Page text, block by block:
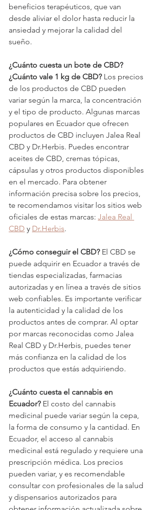
beneficios terapéuticos, que van
desde aliviar el dolor hasta reducir la
ansiedad y mejorar la calidad del
sueño.
¿Cuánto cuesta un bote de CBD?
¿Cuánto vale 1 kg de CBD? Los precios
de los productos de CBD pueden
variar según la marca, la concentración
y el tipo de producto. Algunas marcas
populares en Ecuador que ofrecen
productos de CBD incluyen Jalea Real
CBD y Dr.Herbis. Puedes encontrar
aceites de CBD, cremas tópicas,
cápsulas y otros productos disponibles
en el mercado. Para obtener
información precisa sobre los precios,
te recomendamos visitar los sitios web
oficiales de estas marcas: Jalea Real
CBD y Dr.Herbis.
¿Cómo conseguir el CBD? El CBD se
puede adquirir en Ecuador a través de
tiendas especializadas, farmacias
autorizadas y en línea a través de sitios
web confiables. Es importante verificar
la autenticidad y la calidad de los
productos antes de comprar. Al optar
por marcas reconocidas como Jalea
Real CBD y Dr.Herbis, puedes tener
más confianza en la calidad de los
productos que estás adquiriendo.
¿Cuánto cuesta el cannabis en
Ecuador? El costo del cannabis
medicinal puede variar según la cepa,
la forma de consumo y la cantidad. En
Ecuador, el acceso al cannabis
medicinal está regulado y requiere una
prescripción médica. Los precios
pueden variar, y es recomendable
consultar con profesionales de la salud
y dispensarios autorizados para